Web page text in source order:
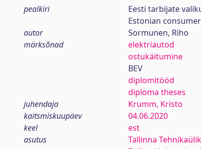
pealkiri
Eesti tarbijate
Estonian
autor
Sormunen, Riho
märksõnad
elektriautod
ostukäitumine
BEV
diplomitööd
diploma theses
juhendaja
Krumm, Kristo
kaitsmiskuupäev
04.06.2020
keel
est
asutus
Tallinna